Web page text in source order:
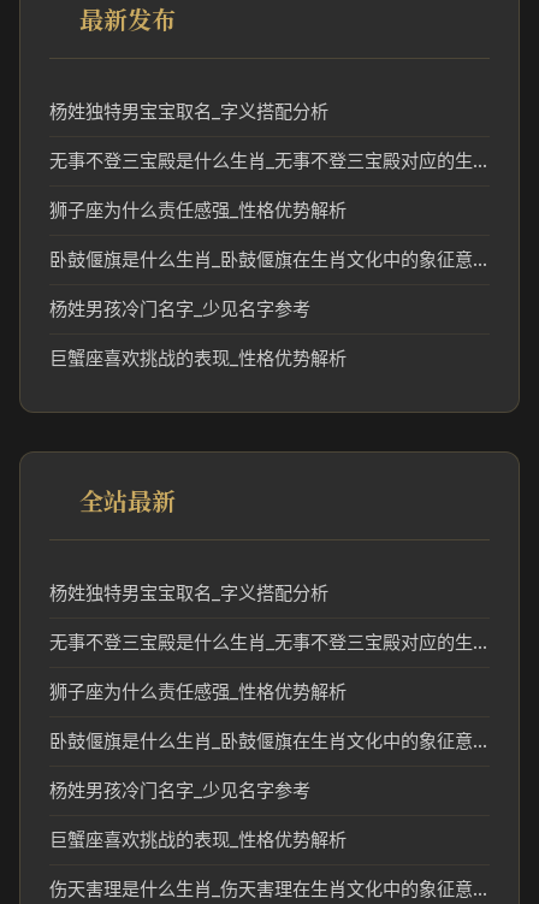
最新发布
杨姓独特男宝宝取名_字义搭配分析
无事不登三宝殿是什么生肖_无事不登三宝殿对应的生肖文化解读
狮子座为什么责任感强_性格优势解析
卧鼓偃旗是什么生肖_卧鼓偃旗在生肖文化中的象征意义
杨姓男孩冷门名字_少见名字参考
巨蟹座喜欢挑战的表现_性格优势解析
全站最新
杨姓独特男宝宝取名_字义搭配分析
无事不登三宝殿是什么生肖_无事不登三宝殿对应的生肖文化解读
狮子座为什么责任感强_性格优势解析
卧鼓偃旗是什么生肖_卧鼓偃旗在生肖文化中的象征意义
杨姓男孩冷门名字_少见名字参考
巨蟹座喜欢挑战的表现_性格优势解析
伤天害理是什么生肖_伤天害理在生肖文化中的象征意义